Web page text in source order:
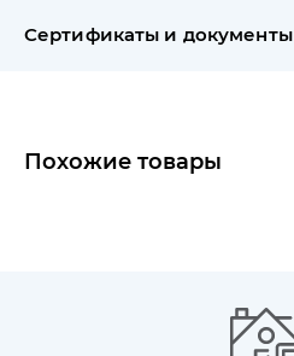
Сертификаты и документы
Похожие товары